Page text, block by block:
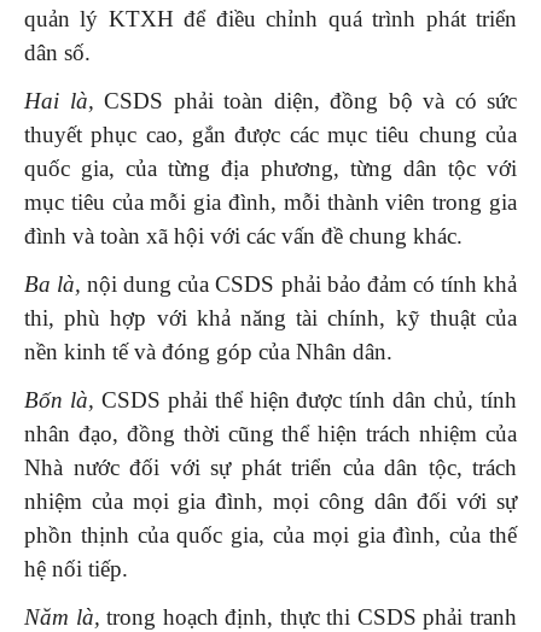
quản lý KTXH để điều chỉnh quá trình phát triển
dân số.
Hai là, CSDS phải toàn diện, đồng bộ và có sức
thuyết phục cao, gắn được các mục tiêu chung của
quốc gia, của từng địa phương, từng dân tộc với
mục tiêu của mỗi gia đình, mỗi thành viên trong gia
đình và toàn xã hội với các vấn đề chung khác.
Ba là,nội dung của CSDS phải bảo đảm có tính khả
thi, phù hợp với khả năng tài chính, kỹ thuật của
nền kinh tế và đóng góp của Nhân dân.
Bốn là, CSDS phải thể hiện được tính dân chủ, tính
nhân đạo, đồng thời cũng thể hiện trách nhiệm của
Nhà nước đối với sự phát triển của dân tộc, trách
nhiệm của mọi gia đình, mọi công dân đối với sự
phồn thịnh của quốc gia, của mọi gia đình, của thế
hệ nối tiếp.
Năm là,trong hoạch định, thực thi CSDS phải tranh